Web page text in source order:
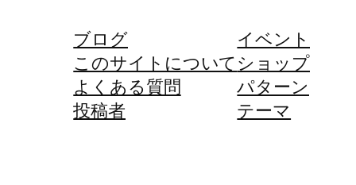
ブログ
このサイトについて
よくある質問
投稿者
イベント
ショップ
パターン
テーマ